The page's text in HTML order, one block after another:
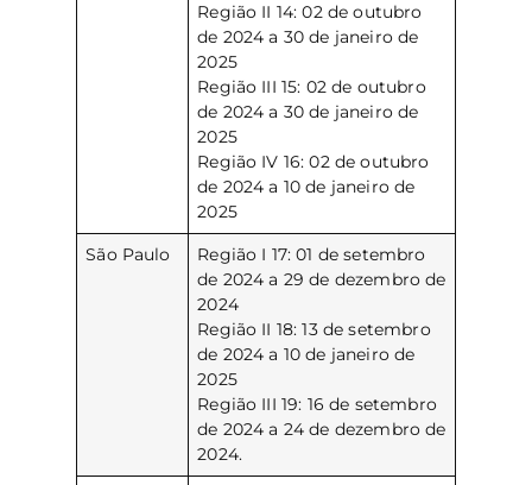
Região II 14: 02 de outubro
de 2024 a 30 de janeiro de
2025
Região III 15: 02 de outubro
de 2024 a 30 de janeiro de
2025
Região IV 16: 02 de outubro
de 2024 a 10 de janeiro de
2025
São Paulo
Região I 17: 01 de setembro
de 2024 a 29 de dezembro de
2024
Região II 18: 13 de setembro
de 2024 a 10 de janeiro de
2025
Região III 19: 16 de setembro
de 2024 a 24 de dezembro de
2024.